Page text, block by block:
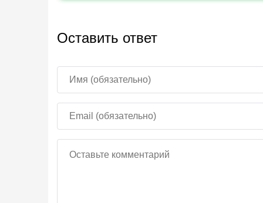
Больше бесплатных соревновательных
Оставить ответ